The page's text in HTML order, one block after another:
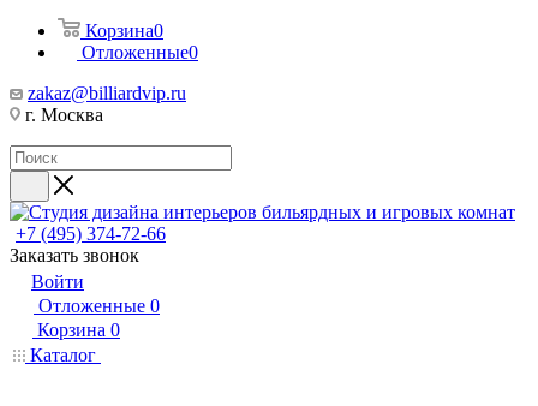
Корзина0
Отложенные0
zakaz@billiardvip.ru
г. Москва
+7 (495) 374-72-66
Заказать звонок
Войти
Отложенные 0
Корзина 0
Каталог